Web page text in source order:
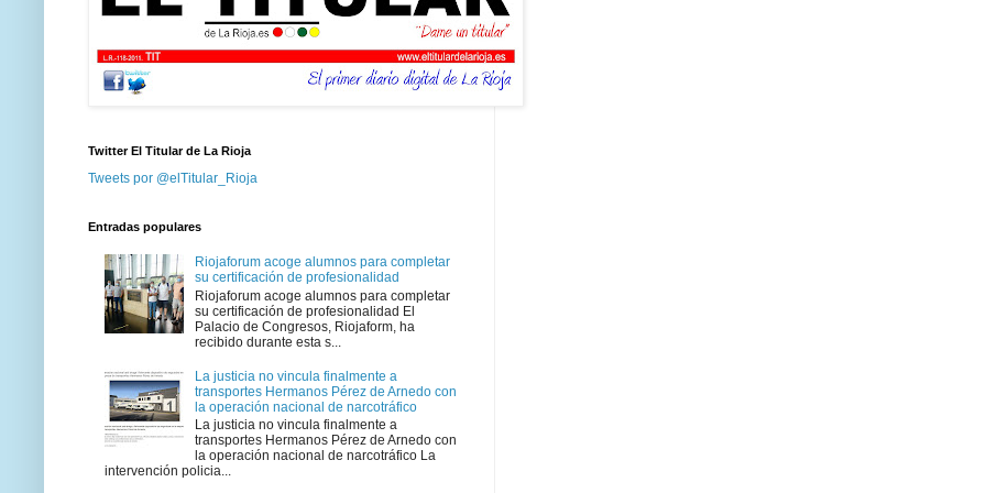
Twitter El Titular de La Rioja
Tweets por @elTitular_Rioja
Entradas populares
Riojaforum acoge alumnos para completar
su certificación de profesionalidad
Riojaforum acoge alumnos para completar
su certificación de profesionalidad El
Palacio de Congresos, Riojaform, ha
recibido durante esta s...
La justicia no vincula finalmente a
transportes Hermanos Pérez de Arnedo con
la operación nacional de narcotráfico
La justicia no vincula finalmente a
transportes Hermanos Pérez de Arnedo con
la operación nacional de narcotráfico La
intervención policia...